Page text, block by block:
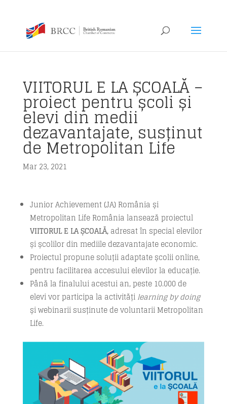
VIITORUL E LA ȘCOALĂ –
proiect pentru școli și
elevi din medii
dezavantajate, susținut
de Metropolitan Life
Mar 23, 2021
Junior Achievement (JA) România și
Metropolitan Life România lansează proiectul
VIITORUL E LA ȘCOALĂ,adresat în special elevilor
și școlilor din mediile dezavantajate economic.
Proiectul propune soluții adaptate școlii online,
pentru facilitarea accesului elevilor la educație.
Până la finalului acestui an, peste 10.000 de
elevi vor participa la activități learning by doing
și webinarii susținute de voluntarii Metropolitan
Life.